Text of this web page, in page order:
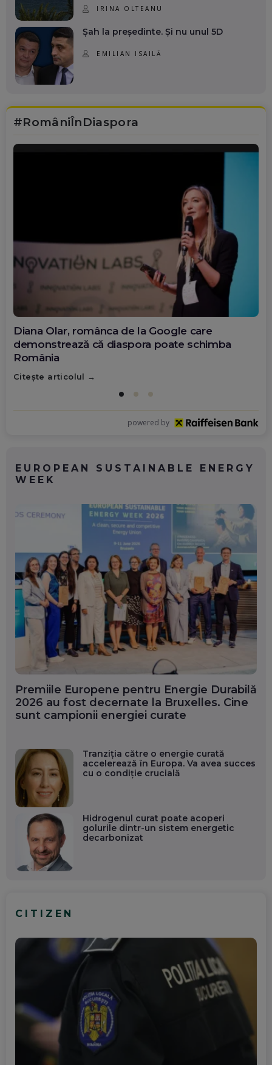
IRINA OLTEANU
Șah la președinte. Și nu unul 5D
EMILIAN ISAILĂ
#RomâniÎnDiaspora
Diana Olar, românca de la Google care
demonstrează că diaspora poate schimba
România
Citește articolul
powered by
EUROPEAN SUSTAINABLE ENERGY
WEEK
Premiile Europene pentru Energie Durabilă
2026 au fost decernate la Bruxelles. Cine
sunt campionii energiei curate
Tranziția către o energie curată
accelerează în Europa. Va avea succes
cu o condiție crucială
Hidrogenul curat poate acoperi
golurile dintr-un sistem energetic
decarbonizat
CITIZEN